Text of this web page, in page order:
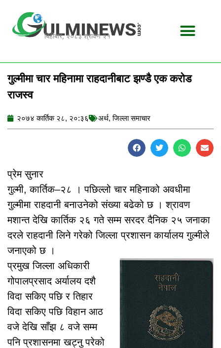
content
बिहीबार, २०८३ श्रावण २१
गुल्मीमा चार महिनामा राहदानीबाट झण्डै एक करोड
राजस्व
२०७४ कार्तिक २८, २०:३६ अर्थ,जिल्ला समाचार
प्रेम सुनार
गुल्मी, कार्तिक–२८ । पछिल्लो चार महिनाको अवधीमा
गुल्मीमा राहदानी बनाउनेको संख्या बढेको छ । श्रावण
मशान्त देखि कार्तिक २६ गते सम्म सरदर दैनिक २५ जनाका
दरले राहदानी लिने गरेको जिल्ला प्रशासन कार्यालय गुल्मीले
जनाएको छ ।
प्रमुख जिल्ला अधिकारी
गोपालप्रसाद अर्यालय दशै
विदा सकिए पछि र तिहार
विदा सकिए पछि विहान आठ
वजे देखि साँझ ८ वजे सम्म
पनि प्रशासनमा खट्नु परेको